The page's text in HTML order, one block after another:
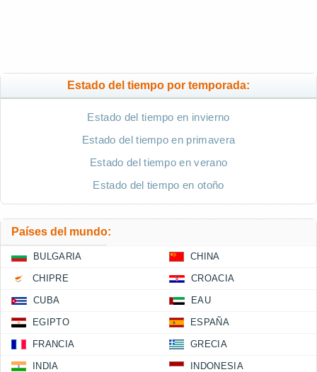
Estado del tiempo por temporada:
Estado del tiempo en invierno
Estado del tiempo en primavera
Estado del tiempo en verano
Estado del tiempo en otoño
Países del mundo:
BULGARIA CHINA
CHIPRE CROACIA
CUBA EAU
EGIPTO ESPAÑA
FRANCIA GRECIA
INDIA INDONESIA